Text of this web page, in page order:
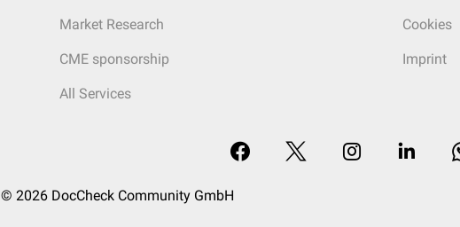
Market Research
CME sponsorship
All Services
Cookies
Imprint
© 2026 DocCheck Community GmbH